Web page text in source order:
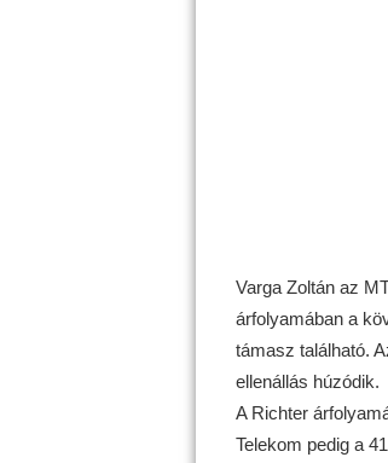
Varga Zoltán az
árfolyamában a
támasz található.
ellenállás húzódik.
A Richter
Telekom pedig a